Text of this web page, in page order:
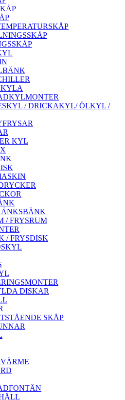
KYLA
/ DRICKAKYL/ ÖLKYL /
KYL
/ FRYSRUM
/ FRYSDISK
DISKAR
SKÅP